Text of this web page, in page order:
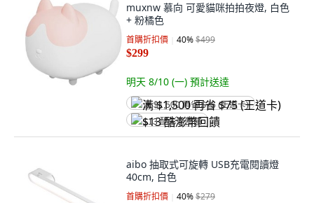
muxnw 慕向 可愛貓咪拍拍夜燈, 白色
+ 粉橘色
首購折扣價 40%$499
$299
明天 8/10 (一) 預計送達
满 $1,500 再省 $75 (王道卡)
$13 酷澎幣回饋
aibo 抽取式可旋轉 USB充電閱讀燈
40cm, 白色
首購折扣價 40%$279